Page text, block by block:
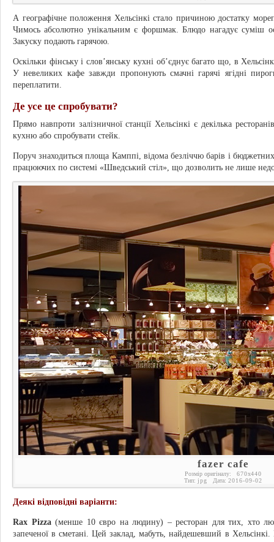
А географічне положення Хельсінкі стало причиною достатку
Чимось абсолютно унікальним є форшмак. Блюдо нагадує суміш
Закуску подають гарячою.
Оскільки фінську і слов’янську кухні об’єднує багато що, в
У невеликих кафе завжди пропонують смачні гарячі ягідні
переплатити.
Де усе це спробувати?
Прямо навпроти залізничної станції Хельсінкі є декілька
кухню або спробувати стейк.
Поруч знаходиться площа Камппі, відома безліччю барів і
працюючих по системі «Шведський стіл», що дозволить не лише
fazer cafe
Розмір оригіналу: 670x440
Тип: jpg Дата: 2016-09-02
Деякі відповідні варіанти:
Rax Pizza(менше 10 євро на людину) – ресторан для тих, хто
запеченої в сметані. Цей заклад, мабуть, найдешевший в